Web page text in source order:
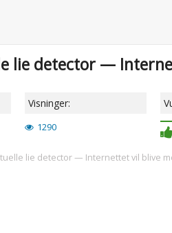
lie detector —
Visninger:
1290
lie detector — Internettet vil blive